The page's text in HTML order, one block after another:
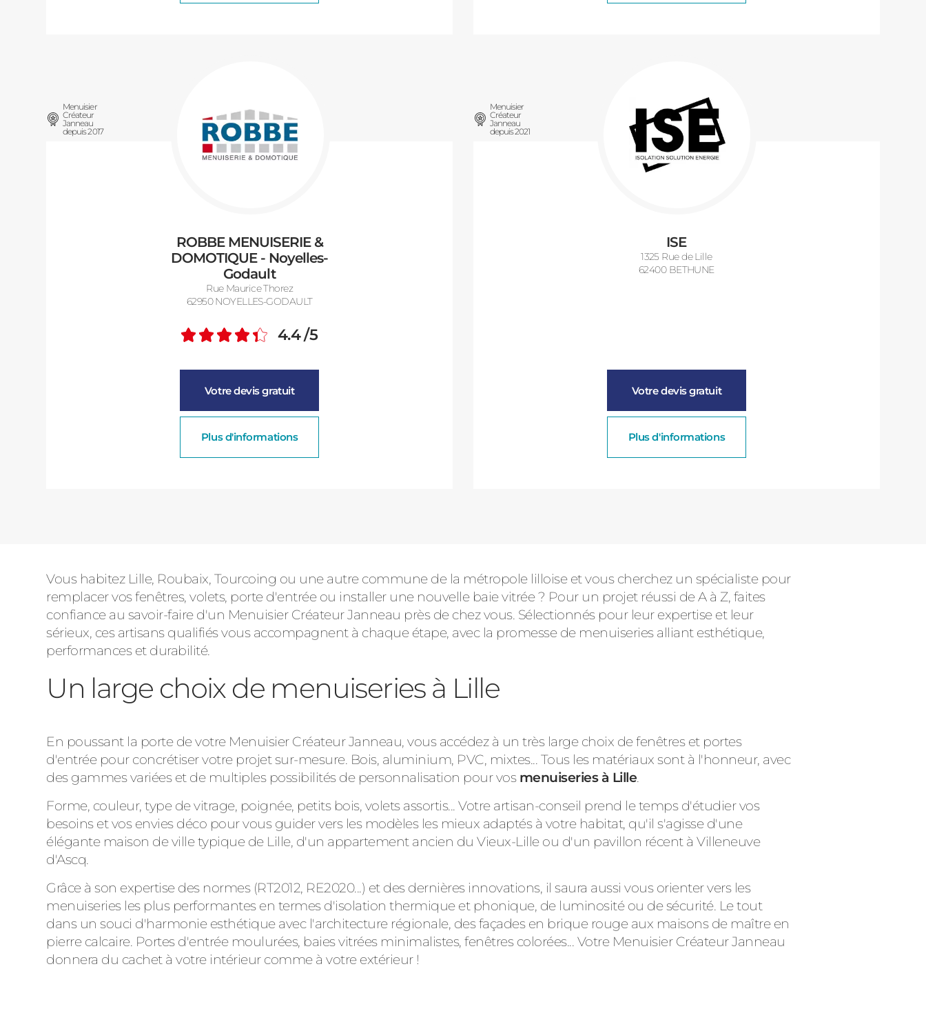
ROBBE MENUISERIE &
DOMOTIQUE - Noyelles-
Godault
Rue Maurice Thorez
62950 NOYELLES-GODAULT
Menuisier
Créateur
Janneau
depuis 2017
Note moyenne :
4.4/5
Votre devis gratuit
Plus d'informations
ISE
1325 Rue de Lille
62400 BETHUNE
Menuisier
Créateur
Janneau
depuis 2021
Votre devis gratuit
Plus d'informations
Vous habitez Lille, Roubaix, Tourcoing ou une autre commune de la métropole lilloise et vous cherchez un spécialiste pour
remplacer vos fenêtres, volets, porte d'entrée ou installer une nouvelle baie vitrée ? Pour un projet réussi de A à Z, faites
confiance au savoir-faire d'un Menuisier Créateur Janneau près de chez vous. Sélectionnés pour leur expertise et leur
sérieux, ces artisans qualifiés vous accompagnent à chaque étape, avec la promesse de menuiseries alliant esthétique,
performances et durabilité.
Un large choix de menuiseries à Lille
En poussant la porte de votre Menuisier Créateur Janneau, vous accédez à un très large choix de fenêtres et portes
d'entrée pour concrétiser votre projet sur-mesure. Bois, aluminium, PVC, mixtes... Tous les matériaux sont à l'honneur, avec
des gammes variées et de multiples possibilités de personnalisation pour vosmenuiseries à Lille
Forme, couleur, type de vitrage, poignée, petits bois, volets assortis... Votre artisan-conseil prend le temps d'étudier vos
besoins et vos envies déco pour vous guider vers les modèles les mieux adaptés à votre habitat, qu'il s'agisse d'une
élégante maison de ville typique de Lille, d'un appartement ancien du Vieux-Lille ou d'un pavillon récent à Villeneuve
d'Ascq.
Grâce à son expertise des normes (RT2012, RE2020...) et des dernières innovations, il saura aussi vous orienter vers les
menuiseries les plus performantes en termes d'isolation thermique et phonique, de luminosité ou de sécurité. Le tout
dans un souci d'harmonie esthétique avec l'architecture régionale, des façades en brique rouge aux maisons de maître en
pierre calcaire. Portes d'entrée moulurées, baies vitrées minimalistes, fenêtres colorées... Votre Menuisier Créateur Janneau
donnera du cachet à votre intérieur comme à votre extérieur !